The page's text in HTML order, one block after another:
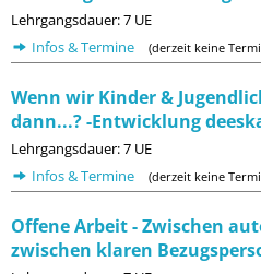
Lehrgangsdauer: 7 UE
Infos & Termine
(derzeit keine
Wenn wir Kinder &
dann...? -Entwicklung
Lehrgangsdauer: 7 UE
Infos & Termine
(derzeit keine
Offene Arbeit - Zwischen
zwischen klaren